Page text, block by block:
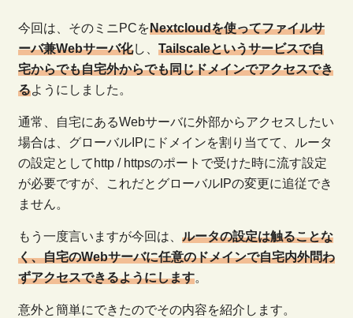
今回は、そのミニPCをNextcloudを使ってファイルサ
ーバ兼Webサーバ化し、 Tailscaleというサービスで自
宅からでも自宅外からでも同じドメインでアクセスでき
るようにしました。
通常、自宅にあるWebサーバに外部からアクセスしたい
場合は、グローバルIPにドメインを割り当てて、ルータ
の設定としてhttp / httpsのポートで受けた時に流す設定
が必要ですが、これだとグローバルIPの変更に追従でき
ません。
もう一度言いますが今回は、 ルータの設定は触ることな
く、自宅のWebサーバに任意のドメインで自宅内外問わ
ずアクセスできるようにします。
意外と簡単にできたのでその内容を紹介します。